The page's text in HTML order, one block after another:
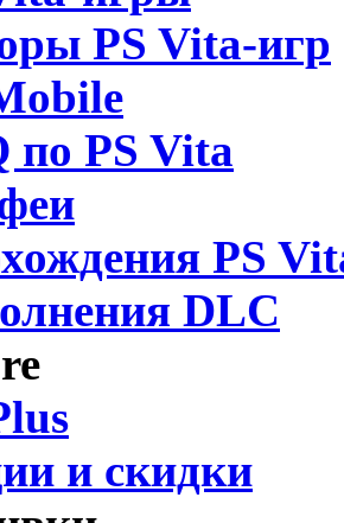
PS Vita-игр
по PS Vita
PS
DLC
и скидки